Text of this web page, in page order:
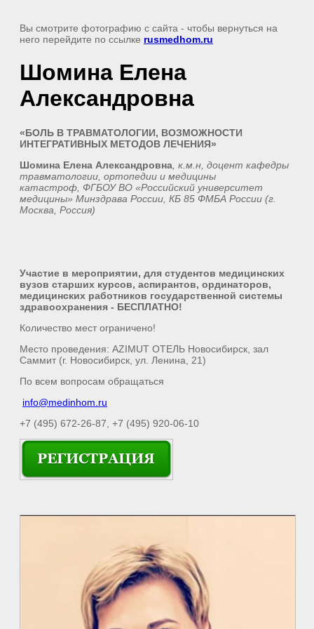
Вы смотрите фотографию с сайта - чтобы вернуться на
него перейдите по ссылке rusmedhom.ru
Шомина Елена
Александровна
«БОЛЬ В ТРАВМАТОЛОГИИ, ВОЗМОЖНОСТИ
ИНТЕГРАТИВНЫХ МЕТОДОВ ЛЕЧЕНИЯ»
Шомина Елена Александровна , к.м.н, доцент кафедры
травматологии, ортопедии и медицины
катастроф, ФГБОУ ВО «Российский университет
медицины» Минздрава России, КБ 85 ФМБА России (г.
Москва, Россия)
Участие в мероприятии, для студентов медицинских
вузов старших курсов, аспирантов, ординаторов,
медицинских работников государственной системы
здравоохранения - БЕСПЛАТНО!
Количество мест ограничено!
Место проведения: AZIMUT ОТЕЛЬ Новосибирск, зал
Саммит (г. Новосибирск, ул. Ленина, 21)
По всем вопросам обращаться
info@medinhom.ru
+7 (495) 672-26-87, +7 (495) 920-06-10